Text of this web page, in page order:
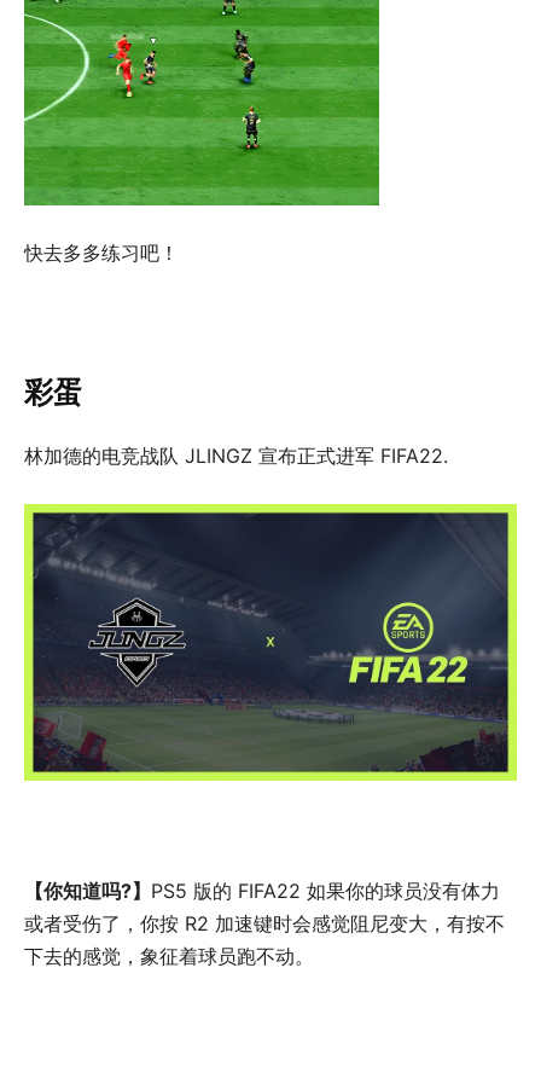
快去多多练习吧！
彩蛋
林加德的电竞战队 JLINGZ 宣布正式进军 FIFA22.
【你知道吗?】 PS5 版的 FIFA22 如果你的球员没有体力
或者受伤了，你按 R2 加速键时会感觉阻尼变大，有按不
下去的感觉，象征着球员跑不动。